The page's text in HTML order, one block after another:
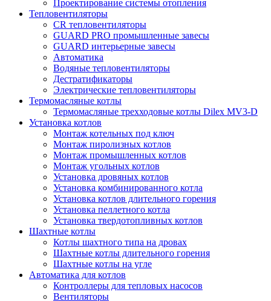
Проектирование системы отопления
Тепловентиляторы
CR тепловентиляторы
GUARD PRO промышленные завесы
GUARD интерьерные завесы
Автоматика
Водяные тепловентиляторы
Дестратификаторы
Электрические тепловентиляторы
Термомасляные котлы
Термомасляные трехходовые котлы Dilex MV3-D
Установка котлов
Монтаж котельных под ключ
Монтаж пиролизных котлов
Монтаж промышленных котлов
Монтаж угольных котлов
Установка дровяных котлов
Установка комбинированного котла
Установка котлов длительного горения
Установка пеллетного котла
Установка твердотопливных котлов
Шахтные котлы
Котлы шахтного типа на дровах
Шахтные котлы длительного горения
Шахтные котлы на угле
Автоматика для котлов
Контроллеры для тепловых насосов
Вентиляторы